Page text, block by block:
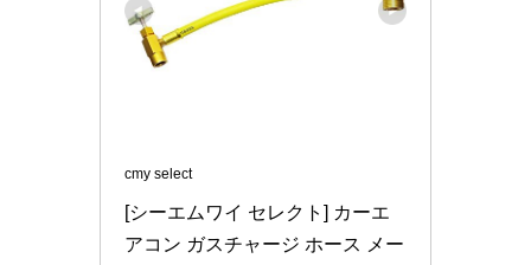
cmy select
[シーエムワイ セレクト] カーエ
アコン ガスチャージ ホース メー